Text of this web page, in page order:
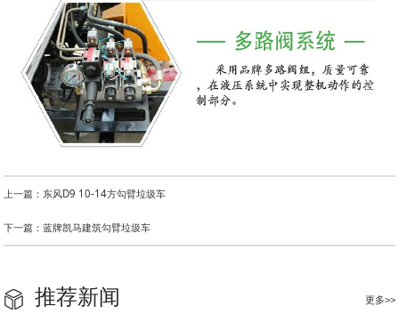
上一篇：东风D9 10-14方勾臂垃圾车
下一篇：蓝牌凯马建筑勾臂垃圾车
更多>>
推荐新闻